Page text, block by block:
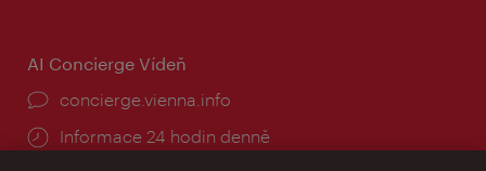
AI Concierge Vídeň
concierge.vienna.info
Informace 24 hodin denně